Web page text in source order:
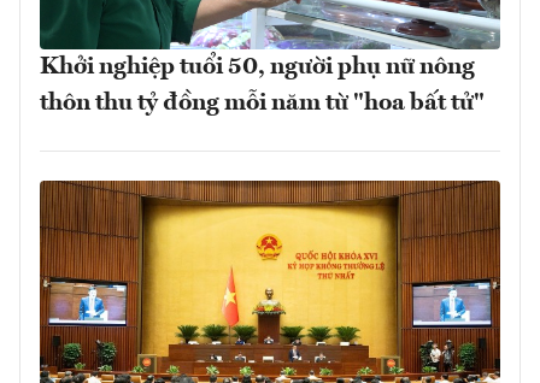
Khởi nghiệp tuổi 50, người phụ nữ nông
thôn thu tỷ đồng mỗi năm từ "hoa bất tử"